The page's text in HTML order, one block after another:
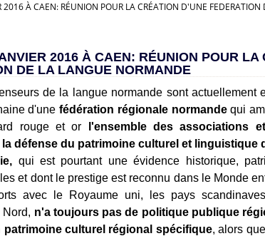
2016 À CAEN: RÉUNION POUR LA CRÉATION D'UNE
2016 À CAEN: RÉUNION POUR LA
DE LA LANGUE NORMANDE
de la langue normande sont actuellement
d'unefédération régionale normandequi
rouge et or
l'ensemble des associations
défense du patrimoine culturel et linguistique
qui est pourtant une évidence historique,
et dont le prestige est reconnu dans le Monde
avec le Royaume uni, les pays
Nord, n'a toujours pas de politique publique
patrimoine culturel régional spécifique, alors